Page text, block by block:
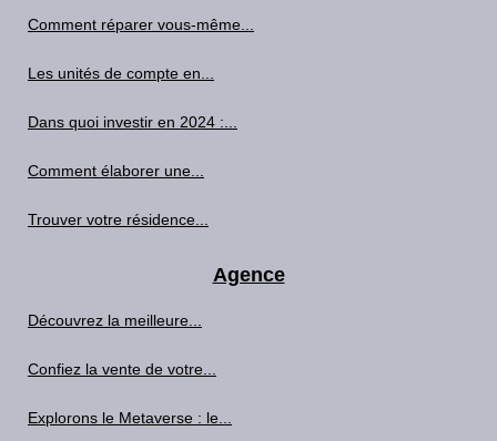
Comment réparer vous-même...
Les unités de compte en...
Dans quoi investir en 2024 :...
Comment élaborer une...
Trouver votre résidence...
Agence
Découvrez la meilleure...
Confiez la vente de votre...
Explorons le Metaverse : le...